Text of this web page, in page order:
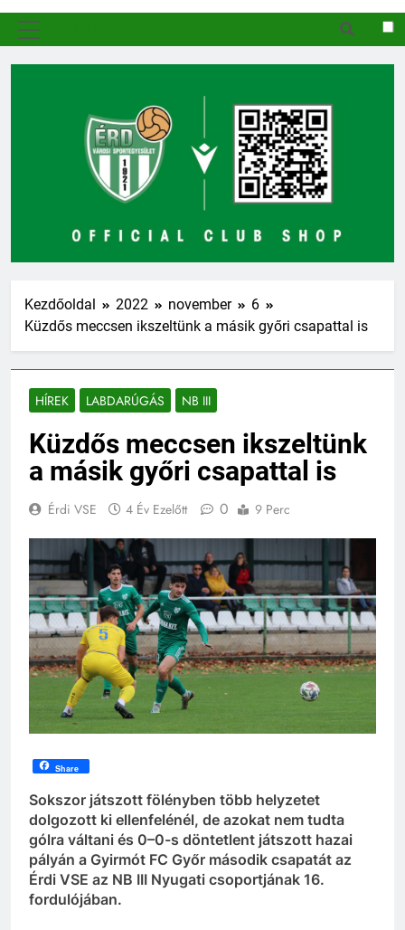
Kezdőoldal 2022 november
6
Küzdős meccsen ikszeltünk a másik győri csapattal is
HÍREK LABDARÚGÁS NB III
Küzdős meccsen ikszeltünk
a másik győri csapattal is
Érdi VSE 4 Év Ezelőtt 0 9 Perc
Share
Sokszor játszott fölényben több helyzetet
dolgozott ki ellenfelénél, de azokat nem tudta
gólra váltani és 0–0-s döntetlent játszott hazai
pályán a Gyirmót FC Győr második csapatát az
Érdi VSE az NB III Nyugati csoportjának 16.
fordulójában.